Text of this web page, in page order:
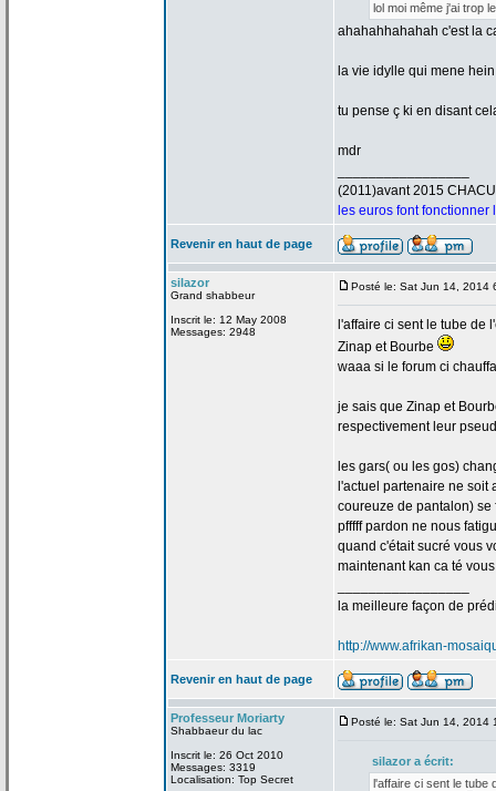
lol moi même j'ai trop
ahahahhahahah c'est la
la vie idylle qui mene
tu pense ç ki en disant
mdr
(2011)avant 2015
les euros font fonctionner
Revenir en haut de page
silazor
Grand shabbeur
Inscrit le: 12 May 2008
Messages: 2948
Posté le: Sat Jun 14, 2014
l'affaire ci sent le tube de
Zinap et Bourbe
waaa si le forum ci
je sais que Zinap et
respectivement leur
les gars( ou les gos)
l'actuel partenaire ne soit
coureuze de pantalon) se
pfffff pardon ne nous
quand c'était sucré vous
maintenant kan ca té
la meilleure façon de
http://www.afrikan-
Revenir en haut de page
Professeur Moriarty
Shabbaeur du lac
Inscrit le: 26 Oct 2010
Messages: 3319
Localisation: Top Secret
Posté le: Sat Jun 14, 2014
silazor a écrit:
l'affaire ci sent le tube